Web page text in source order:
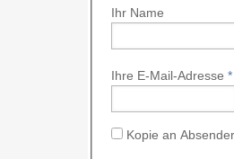
Ihr Name
Ihre E-Mail-Adresse *
Kopie an Absender